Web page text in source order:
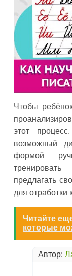
Чтобы
этот
возможный
формой
предлагать
для отработки
Читайте
которые
Автор: